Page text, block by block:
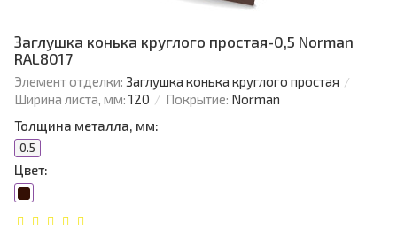
Заглушка конька круглого простая-0,5 Norman
RAL8017
Элемент отделки: Заглушка конька круглого простая
Ширина листа, мм: 120 Покрытие: Norman
Толщина металла, мм:
0.5
Цвет: